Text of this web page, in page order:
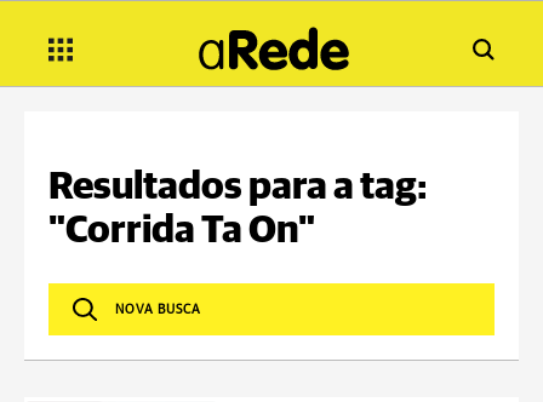
Resultados para a tag:
"Corrida Ta On"